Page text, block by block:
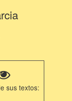
sus textos: